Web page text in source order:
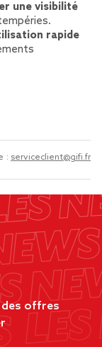
une visibilité
rapide
: serviceclient@gifi.fr
offres